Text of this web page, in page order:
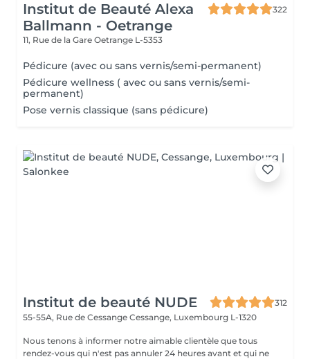
Institut de Beauté Alexa
Ballmann - Oetrange
322
11, Rue de la Gare Oetrange L-5353
Pédicure (avec ou sans vernis/semi-permanent)
Pédicure wellness ( avec ou sans vernis/semi-
permanent)
Pose vernis classique (sans pédicure)
Institut de beauté NUDE
312
55-55A, Rue de Cessange Cessange, Luxembourg L-1320
Nous tenons à informer notre aimable clientèle que tous
rendez-vous qui n'est pas annuler 24 heures avant et qui ne